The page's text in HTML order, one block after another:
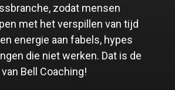
zodat mensen
met het verspillen van tijd
energie aan fabels, hypes
die niet werken. Dat is de
Bell Coaching!